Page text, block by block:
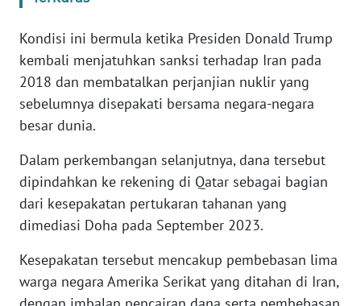
Kondisi ini bermula ketika Presiden Donald Trump
kembali menjatuhkan sanksi terhadap Iran pada
2018 dan membatalkan perjanjian nuklir yang
sebelumnya disepakati bersama negara-negara
besar dunia.
Dalam perkembangan selanjutnya, dana tersebut
dipindahkan ke rekening di Qatar sebagai bagian
dari kesepakatan pertukaran tahanan yang
dimediasi Doha pada September 2023.
Kesepakatan tersebut mencakup pembebasan lima
warga negara Amerika Serikat yang ditahan di Iran,
REDAKSI
KARIR
DISCLAIMER
Wahana
News
Regional
WN
SUMUT